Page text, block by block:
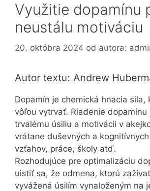
Využitie dopamínu
neustálu motiváciu
20. októbra 2024 od autora:
Autor textu: Andrew
Dopamín je chemická hnacia sila,
vôľou vytrvať. Riadenie dopamínu
trvalému úsiliu a motivácii v
vrátane duševných a
vzťahov, práce, školy atď.
Rozhodujúce pre optimalizáciu
uistiť sa, že odmena, ktorú
vyvážená úsilím vynaloženým na